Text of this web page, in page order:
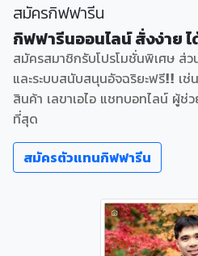
สมัครกิฟฟารีน
กิฟฟารีนออนไลน์ สั่งง่าย ไ
สมัครสมาชิกรับโปรโมชั่นพิเศษ
และระบบสนับสนุนอัจฉริยะฟรี!! เช่
สินค้า เลขาเอไอ แชทบอทไลน์ ผู้ช่
ที่สุด
สมัครตัวแทนกิฟฟารีน